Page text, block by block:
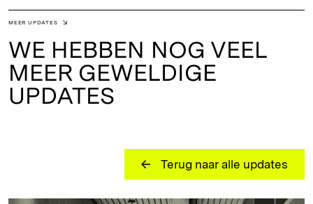
MEER UPDATES
WE HEBBEN NOG VEEL
MEER GEWELDIGE
UPDATES
Terug naar alle updates